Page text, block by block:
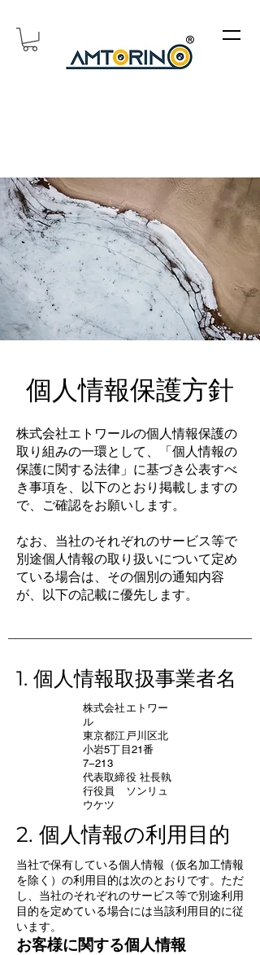
個人情報保護方針
株式会社エトワールの個人情報保護の
取り組みの一環として、「個人情報の
保護に関する法律」に基づき公表すべ
き事項を、以下のとおり掲載しますの
で、ご確認をお願いします。
なお、当社のそれぞれのサービス等で
別途個人情報の取り扱いについて定め
ている場合は、その個別の通知内容
が、以下の記載に優先します。
1. 個人情報取扱事業者名
株式会社エトワー
ル
東京都江戸川区北
小岩5丁目21番
7−213
代表取締役 社長執
行役員 ソンリュ
ウケツ
2. 個人情報の利用目的
当社で保有している個人情報（仮名加工情報
を除く）の利用目的は次のとおりです。ただ
し、当社のそれぞれのサービス等で別途利用
目的を定めている場合には当該利用目的に従
います。
お客様に関する個人情報